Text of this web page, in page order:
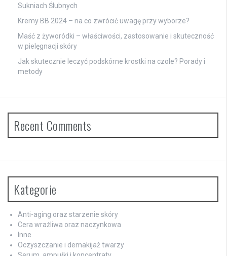
Sukniach Ślubnych
Kremy BB 2024 – na co zwrócić uwagę przy wyborze?
Maść z żyworódki – właściwości, zastosowanie i skuteczność
w pielęgnacji skóry
Jak skutecznie leczyć podskórne krostki na czole? Porady i
metody
Recent Comments
Kategorie
Anti-aging oraz starzenie skóry
Cera wrażliwa oraz naczynkowa
Inne
Oczyszczanie i demakijaż twarzy